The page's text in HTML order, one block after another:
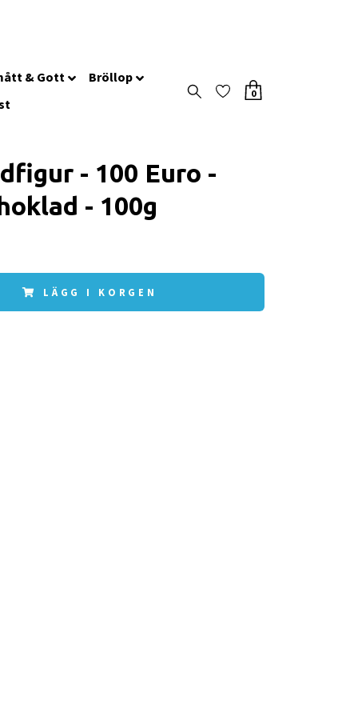
& Gott
Bröllop
0
- 100 Euro -
- 100g
LÄGG I KORGEN